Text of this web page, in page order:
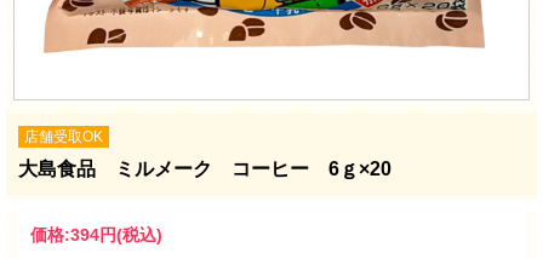
店舗受取OK
大島食品 ミルメーク コーヒー 6ｇ×20
価格:394円(税込)